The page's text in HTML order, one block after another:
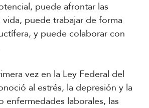
puede afrontar las
puede trabajar de forma
y puede colaborar con
vez en la Ley Federal del
al estrés, la depresión y la
enfermedades laborales, las